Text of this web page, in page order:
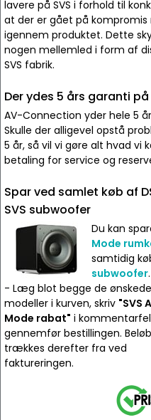
lavere på SVS i forhold til
at der er gået på
igennem produktet. Dette
nogen mellemled i form af
SVS fabrik.
Der ydes 5 års garanti på
AV-Connection yder hele 5
Skulle der alligevel opstå
5 år, så vil vi gøre alt hvad
betaling for service og
Spar ved samlet køb af
SVS subwoofer
Du kan
Mode
samtidig
subwoofer.
- Læg blot begge de ønskede
modeller i kurven, skriv "SVS
Mode rabat" i
gennemfør bestillingen.
trækkes derefter fra ved
faktureringen.